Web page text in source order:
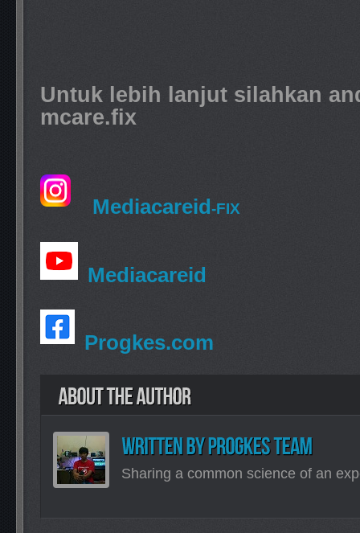
Untuk lebih lanjut silahkan
mcare.fix
Mediacareid-FIX
Mediacareid
Progkes.com
Sharing a common science of an